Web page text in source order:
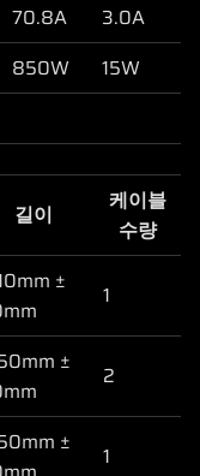
70.8A 3.0A
850W
15W
길이
케이블
수량
±
1
±
2
±
1